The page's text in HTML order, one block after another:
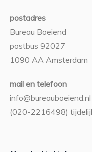
postadres
Bureau Boeiend
postbus 92027
1090 AA Amsterdam
mail en telefoon
info@bureauboeiend.nl
(020-2216498)